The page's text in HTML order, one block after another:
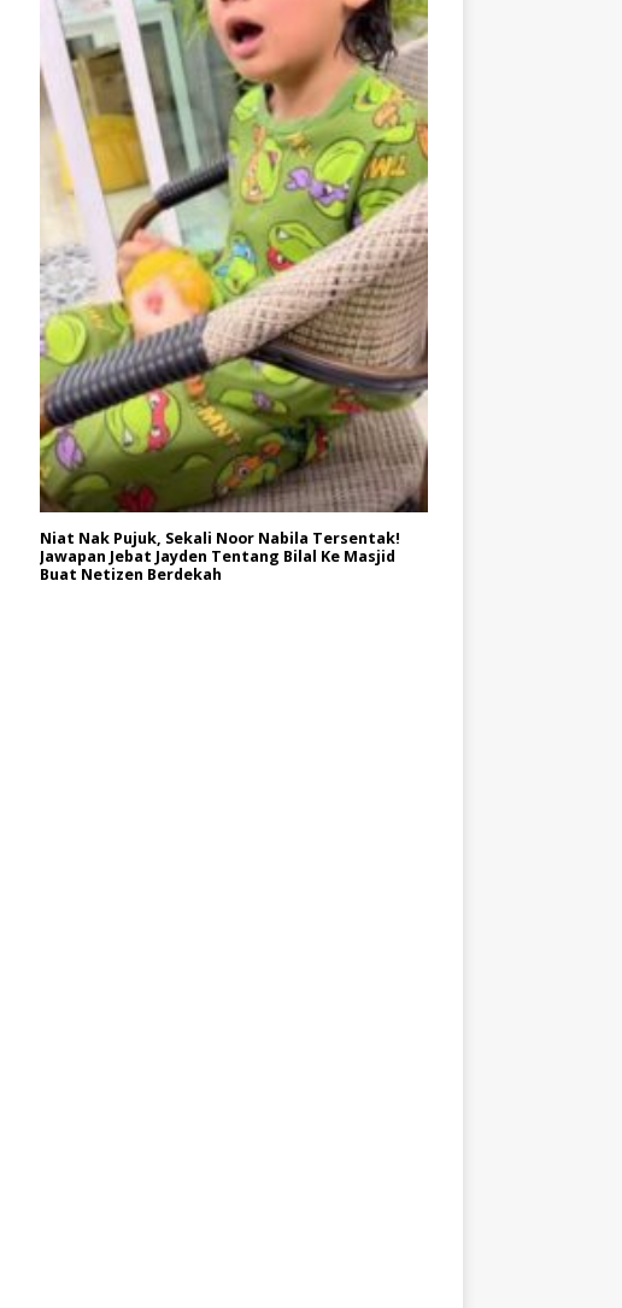
Niat Nak Pujuk, Sekali Noor Nabila Tersentak!
Jawapan Jebat Jayden Tentang Bilal Ke Masjid
Buat Netizen Berdekah